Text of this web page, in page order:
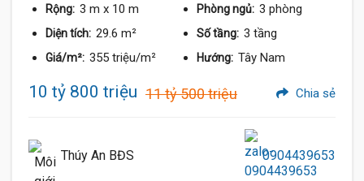
Rộng: 3 m x 10 m Phòng ngủ: 3 phòng
Diện tích: 29.6 m² Số tầng: 3 tầng
Giá/m²: 355 triệu/m² Hướng: Tây Nam
10 tỷ 800 triệu 11 tỷ 500 triệu Chia sẻ
Thúy An BĐS 0904439653